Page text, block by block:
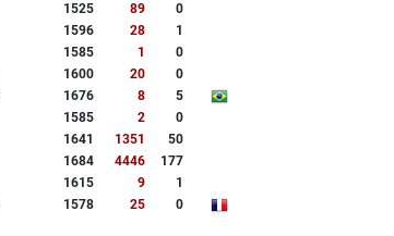
1525 89
0
1596 28
1
1585 1
0
1600 20
0
1676 8
5
1585 2
0
1641 1351
50
1684 4446
177
1615 9
1
1578 25 0